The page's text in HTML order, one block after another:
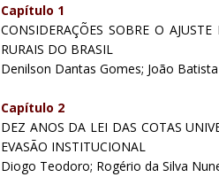
Capítulo 1
CONSIDERAÇÕES SOBRE O
RURAIS DO BRASIL
Denilson Dantas Gomes; João
Capítulo 2
DEZ ANOS DA LEI DAS COTAS
EVASÃO INSTITUCIONAL
Diogo Teodoro; Rogério da Silva